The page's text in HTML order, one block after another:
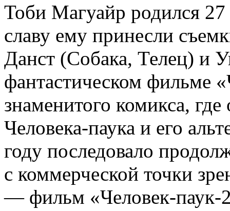
Тоби Магуайр родился
славу ему принесли
Данст (Собака, Телец) и
фантастическом фильме
знаменитого комикса,
Человека-паука и его
году последовало
с коммерческой точки
— фильм «Человек-паук-